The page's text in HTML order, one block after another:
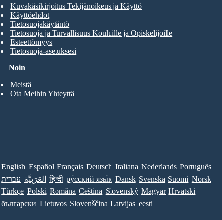
Noin
Meistä
Ota Meihin Yhteyttä
Kuvakäsikirjoitus Tekijänoikeus ja Käyttö
Käyttöehdot
Tietosuojakäytäntö
Tietosuoja ja Turvallisuus Kouluille ja Opiskelijoille
Esteettömyys
Tietosuoja-asetuksesi
English Español Français Deutsch Italiana Nederlands Português
עברית العَرَبِيَّة हिन्दी ру́сский язы́к Dansk Svenska Suomi Norsk
Türkçe Polski Româna Ceština Slovenský Magyar Hrvatski
български Lietuvos Slovenščina Latvijas eesti